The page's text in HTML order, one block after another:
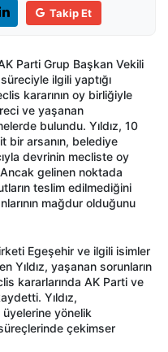
Takip Et
Parti Grup Başkan Vekili
ilgili yaptığı
kararının oy birliğiyle
ve yaşanan
bulundu. Yıldız, 10
bir arsanın, belediye
devrinin mecliste oy
gelinen noktada
teslim edilmediğini
mağdur olduğunu
Egeşehir ve ilgili isimler
Yıldız, yaşanan sorunların
kararlarında AK Parti ve
Yıldız,
üyelerine yönelik
çekimser